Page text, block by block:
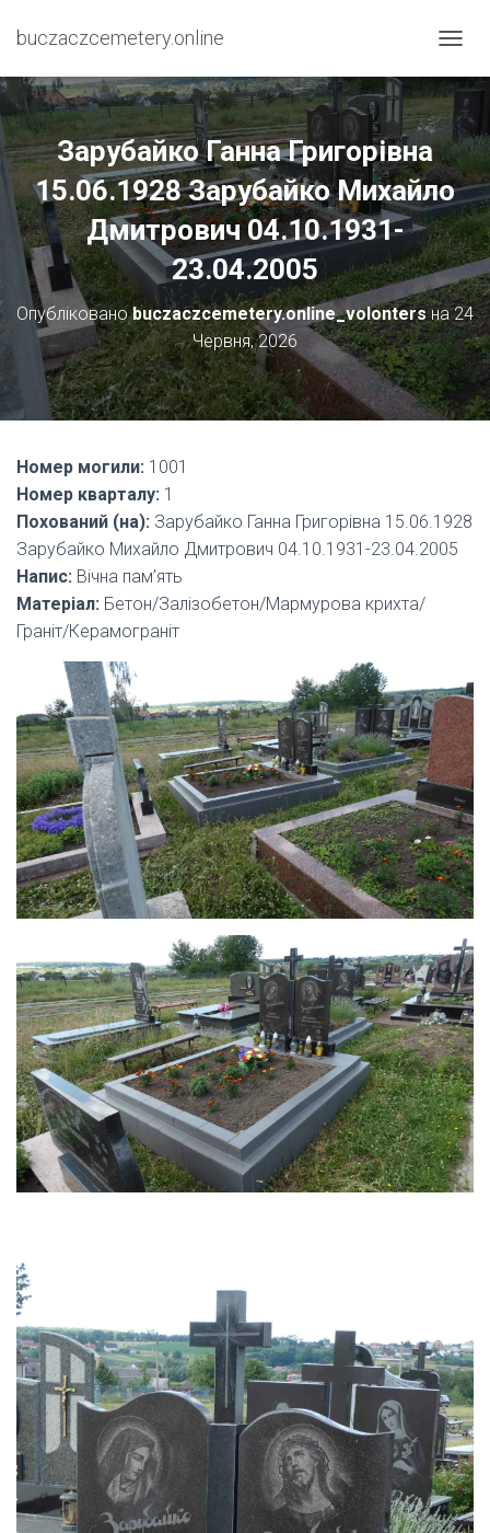
buczaczcemetery.online
Е
Р
Е
М
К
Н
У
Т
И
Н
А
В
І
Г
А
Ц
І
Зарубайко Ганна Григорівна
15.06.1928 Зарубайко Михайло
Дмитрович 04.10.1931-
23.04.2005
Опублікованоbuczaczcemetery.online_volontersна24
Червня, 2026
Номер могили: 1001
Номер кварталу: 1
Похований (на): Зарубайко Ганна Григорівна 15.06.1928
Зарубайко Михайло Дмитрович 04.10.1931-23.04.2005
Напис: Вічна пам’ять
Матеріал: Бетон/Залізобетон/Мармурова крихта/
Граніт/Керамограніт